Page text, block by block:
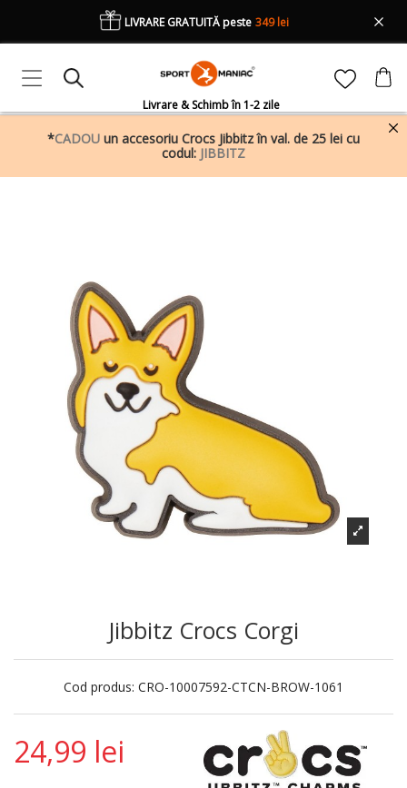
Livrare & Schimb în 1-2 zile
LIVRARE GRATUITĂ peste 349 lei
*CADOU un accesoriu Crocs Jibbitz în val. de 25 lei cu
codul: JIBBITZ
Jibbitz Crocs Corgi
Cod produs: CRO-10007592-CTCN-BROW-1061
24,99 lei